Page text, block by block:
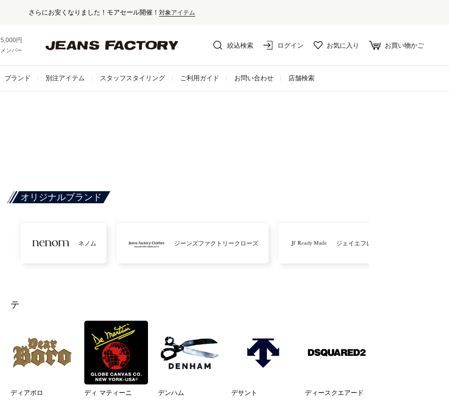
さらにお安くなりました！モアセール開催！ 対象アイテム
5,000円以上お買い上げで送料無料！
メンバー登録でお得な情報をゲット。さらに詳しく
絞込検索 ログイン お気に入り お買い物かご
ブランド 別注アイテム スタッフスタイリング ご利用ガイド お問い合わせ 店舗検索
オリジナルブランド
ネノム ジーンズファクトリークローズ ジェイエフレディメイド
テ
ディアボロ ディ マティーニ デンハム デサント ディースクエアード